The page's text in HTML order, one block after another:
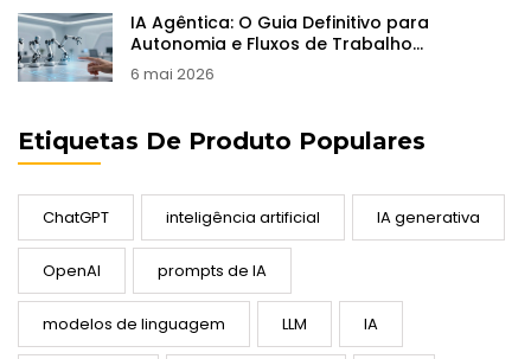
IA Agêntica: O Guia Definitivo para
Autonomia e Fluxos de Trabalho
Complexos em 2026
6 mai 2026
Etiquetas De Produto Populares
ChatGPT inteligência artificial IA generativa
OpenAI prompts de IA
modelos de linguagem LLM IA